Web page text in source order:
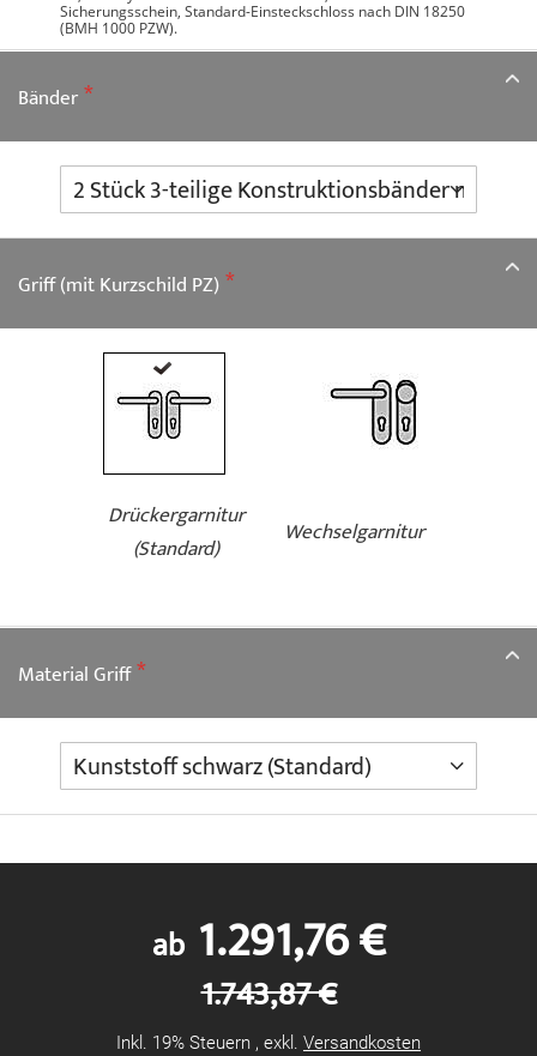
ab 1.291,76 €
1.743,87 €
Inkl. 19% Steuern , exkl. Versandkosten
Sicherungsschein, Standard-Einsteckschloss nach DIN 18250
(BMH 1000 PZW).
Bänder
Griff (mit Kurzschild PZ)
Drückergarnitur
(Standard)
Wechselgarnitur
Material Griff